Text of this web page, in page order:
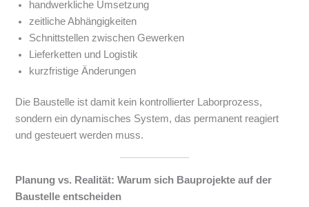
handwerkliche Umsetzung
zeitliche Abhängigkeiten
Schnittstellen zwischen Gewerken
Lieferketten und Logistik
kurzfristige Änderungen
Die Baustelle ist damit kein kontrollierter Laborprozess,
sondern ein dynamisches System, das permanent reagiert
und gesteuert werden muss.
Planung vs. Realität: Warum sich Bauprojekte auf der
Baustelle entscheiden